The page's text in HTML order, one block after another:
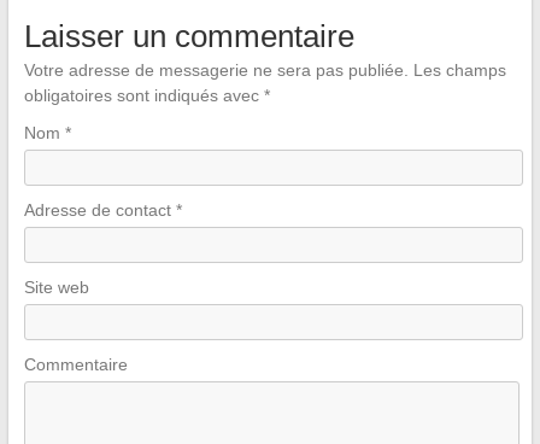
Laisser un commentaire
Votre adresse de messagerie ne sera pas publiée.
Les champs
obligatoires sont indiqués avec *
Nom *
Adresse de contact *
Site web
Commentaire